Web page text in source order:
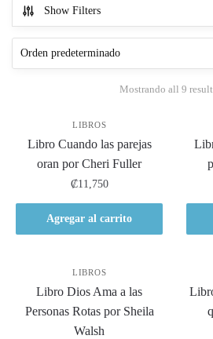
Show Filters
Mostrando all 9
LIBROS
Libro Cuando las parejas
oran por Cheri Fuller
₡11,750
Agregar al carrito
LIBROS
Libro Dios Ama a las
Personas Rotas por Sheila
Walsh